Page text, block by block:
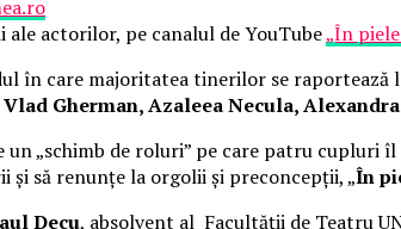
ale actorilor, pe canalul de YouTube„În
în care majoritatea tinerilor se raportează
Vlad Gherman, Azaleea Necula,
un „schimb de roluri” pe care patru
și să renunțe la orgolii și preconcepții, „În
Decu, absolvent al Facultății de Teatru